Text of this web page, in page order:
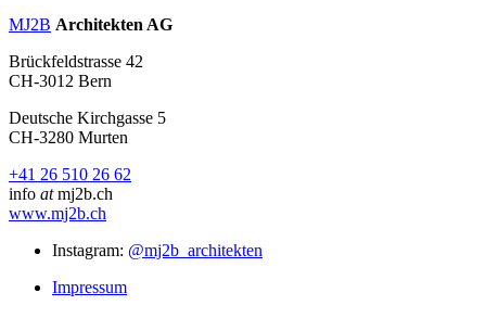
MJ2B Architekten AG
Brückfeldstrasse 42
CH-3012 Bern
Deutsche Kirchgasse 5
CH-3280 Murten
+41 26 510 26 62
info atmj2b.ch
www.mj2b.ch
Instagram: @mj2b_architekten
Impressum